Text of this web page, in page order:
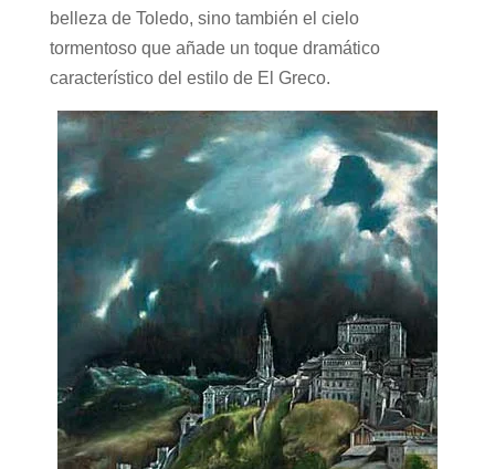
belleza de Toledo, sino también el cielo
tormentoso que añade un toque dramático
característico del estilo de El Greco.